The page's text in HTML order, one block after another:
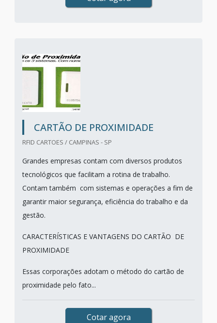
CARTÃO DE PROXIMIDADE
RFID CARTOES / CAMPINAS - SP
Grandes empresas contam com diversos produtos
tecnológicos que facilitam a rotina de trabalho.
Contam também com sistemas e operações a fim de
garantir maior segurança, eficiência do trabalho e da
gestão.
CARACTERÍSTICAS E VANTAGENS DO CARTÃO DE
PROXIMIDADE
Essas corporações adotam o método do cartão de
proximidade pelo fato...
Cotar agora